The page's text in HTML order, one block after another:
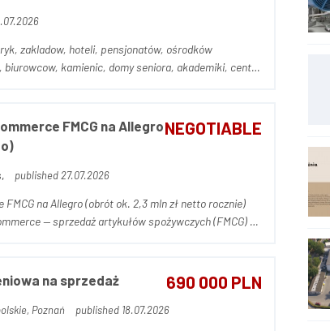
zakladow, hoteli, pensjonatów, ośrodków
NEGOTIABLE
FMCG na Allegro
published 27.07.2026
na Allegro (obrót ok. 2,3 mln zł netto rocznie)
— sprzedaż artykułów spożywczych (FMCG) na
690 000 PLN
na sprzedaż
Poznań published 18.07.2026